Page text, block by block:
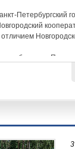
Петербургский
в общепите
в отделе
городского